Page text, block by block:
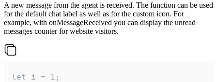
A new message from the agent is received. The function can be used
for the default chat label as well as for the custom icon. For
example, with onMessageReceived you can display the unread
messages counter for website visitors.
let i = 1;